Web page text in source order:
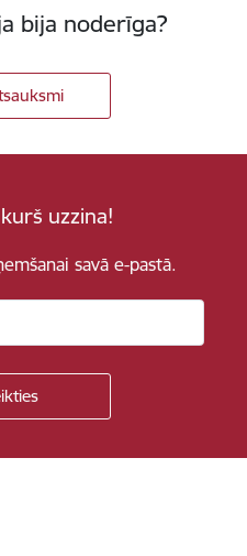
bija noderīga?
uzzina!
savā e-pastā.